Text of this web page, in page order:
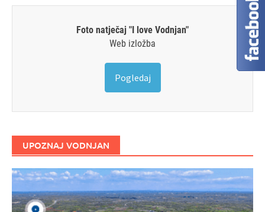
Foto natječaj "I love Vodnjan"
Web izložba
Pogledaj
UPOZNAJ VODNJAN